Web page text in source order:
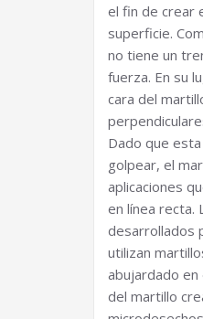
el fin de crear
superficie.
no tiene un
fuerza. En su
cara del
Dado que
golpear, el
aplicaciones
en línea recta.
desarrollados
utilizan
abujardado
del martillo